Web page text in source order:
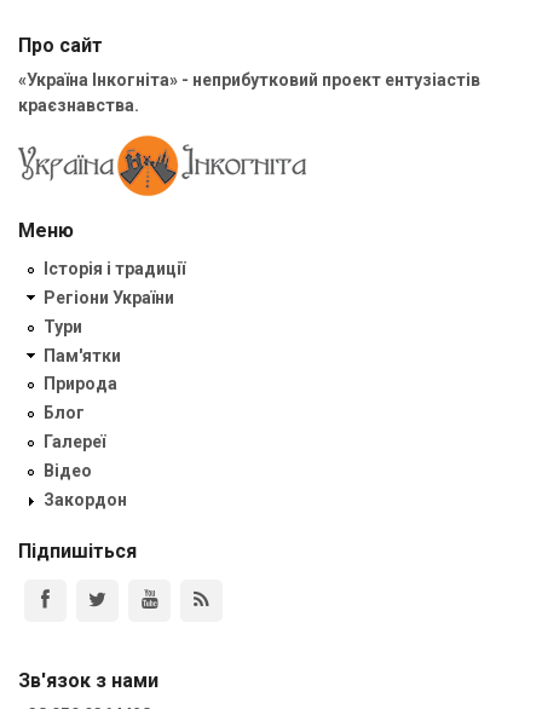
Про сайт
«Україна Інкогніта» - неприбутковий проект ентузіастів
краєзнавства.
Меню
Історія і традиції
Регіони України
Тури
Пам'ятки
Природа
Блог
Галереї
Відео
Закордон
Підпишіться
Зв'язок з нами